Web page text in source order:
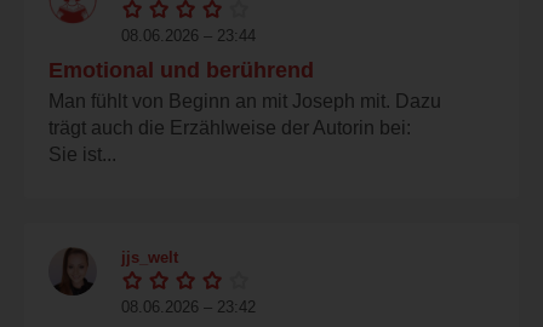
08.06.2026 – 23:44
Emotional und berührend
Man fühlt von Beginn an mit Joseph mit. Dazu
trägt auch die Erzählweise der Autorin bei:
Sie ist...
jjs_welt
08.06.2026 – 23:42